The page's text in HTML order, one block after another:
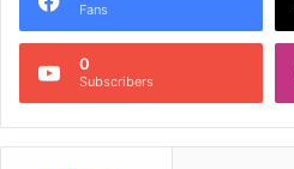
Fans
0
Subscribers